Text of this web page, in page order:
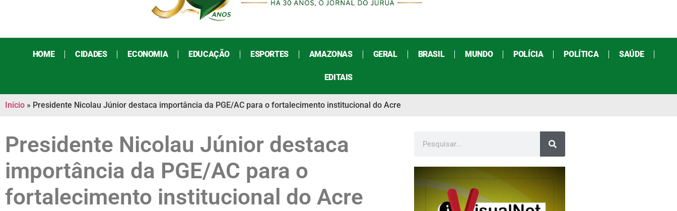
HOME CIDADES ECONOMIA EDUCAÇÃO ESPORTES AMAZONAS GERAL BRASIL MUNDO POLÍCIA POLÍTICA SAÚDE
EDITAIS
Início » Presidente Nicolau Júnior destaca importância da PGE/AC para o fortalecimento institucional do Acre
Presidente Nicolau Júnior destaca
importância da PGE/AC para o
fortalecimento institucional do Acre